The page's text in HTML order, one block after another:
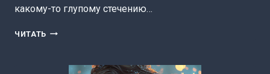
какому-то глупому стечению…
ЧИТАТЬ ЛОВУШКА
(ДИТА